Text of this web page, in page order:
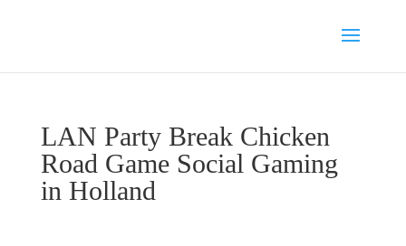
LAN Party Break Chicken
Road Game Social Gaming
in Holland